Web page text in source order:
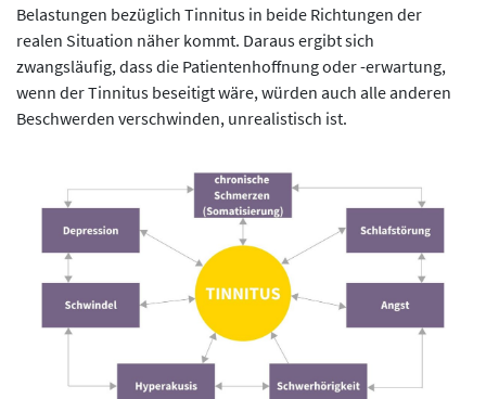
Belastungen bezüglich Tinnitus in beide Richtungen der
realen Situation näher kommt. Daraus ergibt sich
zwangsläufig, dass die Patientenhoffnung oder -erwartung,
wenn der Tinnitus beseitigt wäre, würden auch alle anderen
Beschwerden verschwinden, unrealistisch ist.